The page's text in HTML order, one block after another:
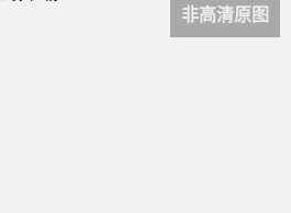
非高清原图